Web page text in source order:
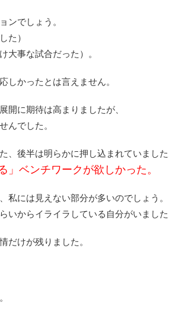
ンでしょう。
た）
大事な試合だった）。
しかったとは言えません。
開に期待は高まりましたが、
んでした。
後半は明らかに押し込まれていました
」ベンチワークが欲しかった。
には見えない部分が多いのでしょう。
いからイライラしている自分がいました
だけが残りました。